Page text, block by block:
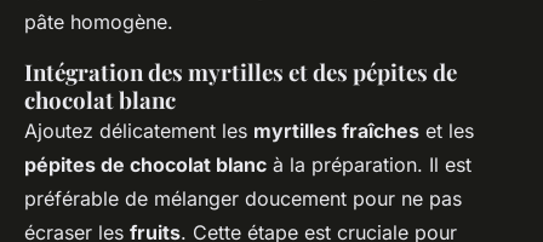
pâte homogène.
Intégration des myrtilles et des pépites de
chocolat blanc
Ajoutez délicatement les myrtilles fraîches et les
pépites de chocolat blanc à la préparation. Il est
préférable de mélanger doucement pour ne pas
écraser les fruits. Cette étape est cruciale pour